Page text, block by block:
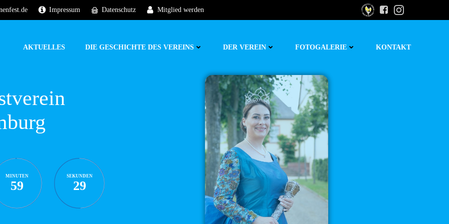
Impressum Datenschutz Mitglied werden
AKTUELLES DIE GESCHICHTE DES VEREINS DER VEREIN FOTOGALERIE KONTAKT
MINUTEN
59
SEKUNDEN
28